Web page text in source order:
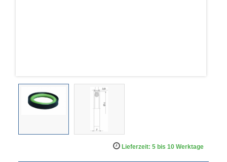
Lieferzeit: 5 bis 10 Werktage